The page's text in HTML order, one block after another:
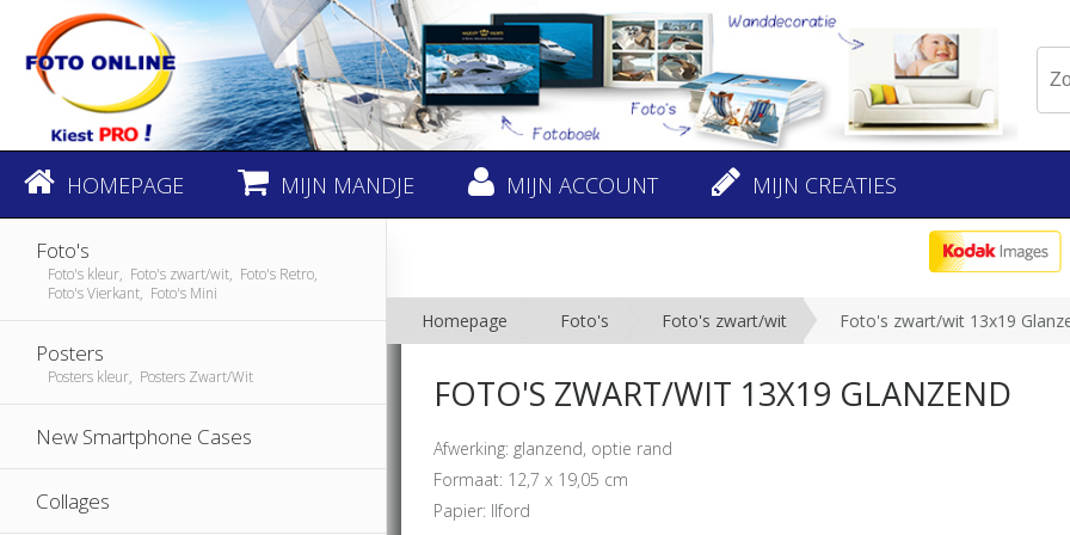
HOMEPAGE MIJN MANDJE MIJN ACCOUNT MIJN CREATIES
Foto's
Foto's kleur, Foto's zwart/wit, Foto's Retro,
Foto's Vierkant, Foto's Mini
Posters
Posters kleur, Posters Zwart/Wit
New Smartphone Cases
Collages
Homepage Foto's Foto's zwart/wit Foto's zwart/wit 13x19
FOTO'S ZWART/WIT 13X19 GLANZEND
Afwerking: glanzend, optie rand
Formaat: 12,7 x 19,05 cm
Papier: Ilford